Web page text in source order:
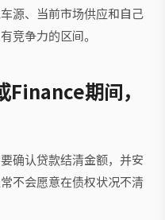
源、当前市场供应和自己
竞争力的区间。
期间，
确认贷款结清金额，并安
不会愿意在债权状况不清